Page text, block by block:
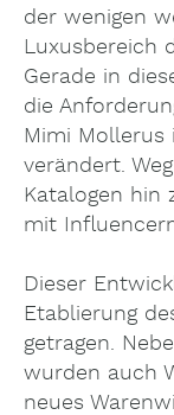
der wenigen
Luxusbereich
Gerade in
die
Mimi Mollerus
verändert.
Katalogen hin
mit
Dieser
Etablierung
getragen.
wurden auch
neues